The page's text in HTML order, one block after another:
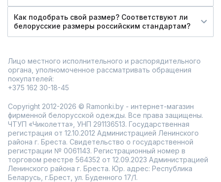
Как подобрать свой размер? Соответствуют ли
белорусские размеры российским стандартам?
Лицо местного исполнительного и распорядительного
органа, уполномоченное рассматривать обращения
покупателей:
+375 162 30-18-45
Copyright 2012-2026 © Ramonki.by - интернет-магазин
фирменной белорусской одежды. Все права защищены.
ЧТУП «Чиколетта», УНП 291136513. Государственная
регистрация от 12.10.2012 Администрацией Ленинского
района г. Бреста. Свидетельство о государственной
регистрации № 0061143. Регистрационный номер в
торговом реестре 564352 от 12.09.2023 Администрацией
Ленинского района г. Бреста. Юр. адрес: Республика
Беларусь, г.Брест, ул. Буденного 17/1.